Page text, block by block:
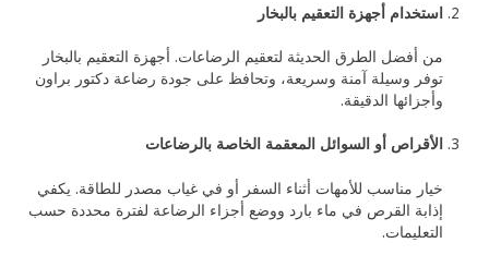
استخدام أجهزة التعقيم بالبخار
من أفضل الطرق الحديثة لتعقيم الرضاعات. أجهزة التعقيم بالبخار
توفر وسيلة آمنة وسريعة، وتحافظ على جودة رضاعة دكتور براون
وأجزائها الدقيقة.
الأقراص أو السوائل المعقمة الخاصة بالرضاعات
خيار مناسب للأمهات أثناء السفر أو في غياب مصدر للطاقة. يكفي
إذابة القرص في ماء بارد ووضع أجزاء الرضاعة لفترة محددة حسب
التعليمات.